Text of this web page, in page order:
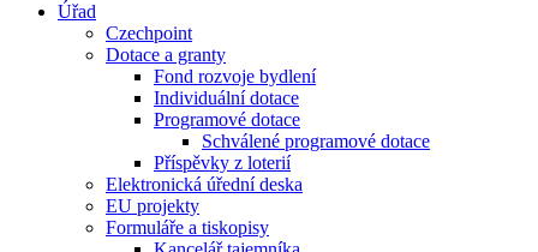
Úřad
Czechpoint
Dotace a granty
Fond rozvoje bydlení
Individuální dotace
Programové dotace
Schválené programové dotace
Příspěvky z loterií
Elektronická úřední deska
EU projekty
Formuláře a tiskopisy